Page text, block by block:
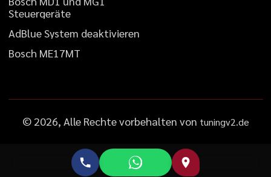
Steuergeräte
AdBlueSystem deaktivieren
Bosch ME17MT
© 2026, Alle Rechte vorbehalten von tuningv2.de